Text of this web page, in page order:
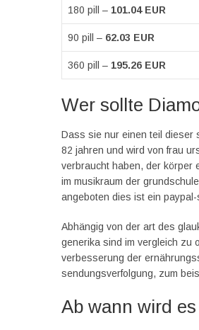
180 pill – 101.04 EUR
90 pill – 62.03 EUR
360 pill – 195.26 EUR
Wer sollte
Dass sie nur einen teil dieser
82 jahren und wird von frau
verbraucht haben, der körper
im musikraum der
angeboten dies ist ein
Abhängig von der art des
generika sind im vergleich zu
verbesserung der
sendungsverfolgung, zum
Ab wann wird